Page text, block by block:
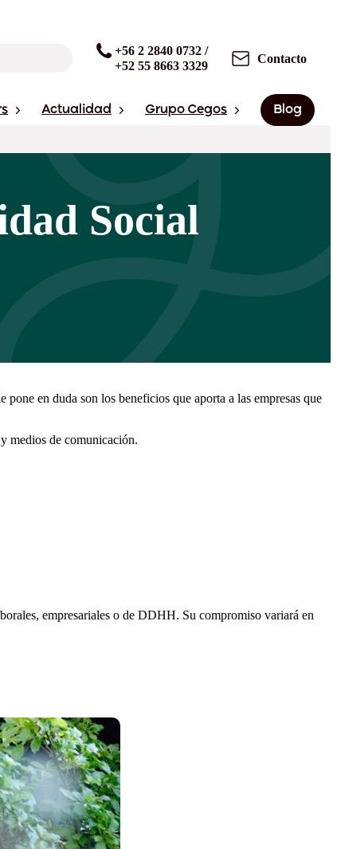
+56 2 2840 0732 /
+52 55 8663 3329
Contacto
Actualidad Grupo Cegos Blog
Social
en duda son los beneficios que aporta a las empresas que
medios de comunicación.
empresariales o de DDHH. Su compromiso variará en